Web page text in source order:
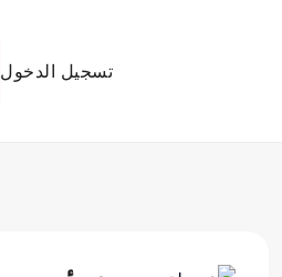
تسجيل الدخول